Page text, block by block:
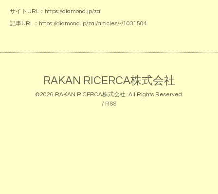
サイトURL： https://diamond.jp/zai
記事URL： https://diamond.jp/zai/articles/-/1031504
RAKAN RICERCA株式会社
©2026 RAKAN RICERCA株式会社. All Rights Reserved.
/ RSS